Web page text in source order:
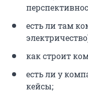
есть ли там
как строит
есть ли у
кейсы;